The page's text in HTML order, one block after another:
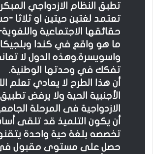
تطبق النظام الازدواجي
تعتمد لغتين حيتين او ثلاثا
حقائقها الاجتماعية
ما هو واقع في كندا وبلجيكا
واسويسرة.وهذه الدول لا
تفكك في وحدتها الوطنية.
أن هذا الطرح لا يعادي تعلم
الأجنبية الحية ولا يرفض
الازدواجية فى المرحلة
أن يكون التلميذ قد تلقى
تخصصه بلغة حية واحدة
حصل على مستوى مقبول